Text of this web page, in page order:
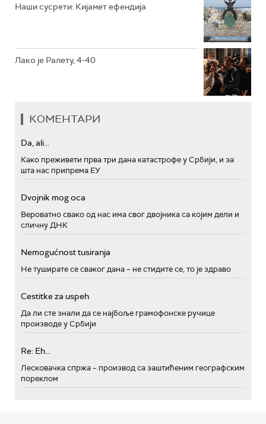
Наши сусрети: Кијамет ефендија
Лако је Ралету, 4-40
КОМЕНТАРИ
Da, ali...
Како преживети прва три дана катастрофе у Србији, и за
шта нас припрема ЕУ
Dvojnik mog oca
Вероватно свако од нас има свог двојника са којим дели и
сличну ДНК
Nemogućnost tusiranja
Не туширате се сваког дана – не стидите се, то је здраво
Cestitke za uspeh
Да ли сте знали да се најбоље грамофонске ручице
производе у Србији
Re: Eh...
Лесковачка спржа – производ са заштићеним географским
пореклом